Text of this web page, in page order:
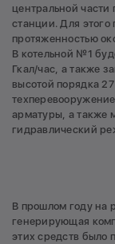
центральной
станции. Для этого
протяженностью
В котельной №1
Гкал/час, а также
высотой порядка
арматуры, а также
гидравлический
В прошлом году на
генерирующая
этих средств было